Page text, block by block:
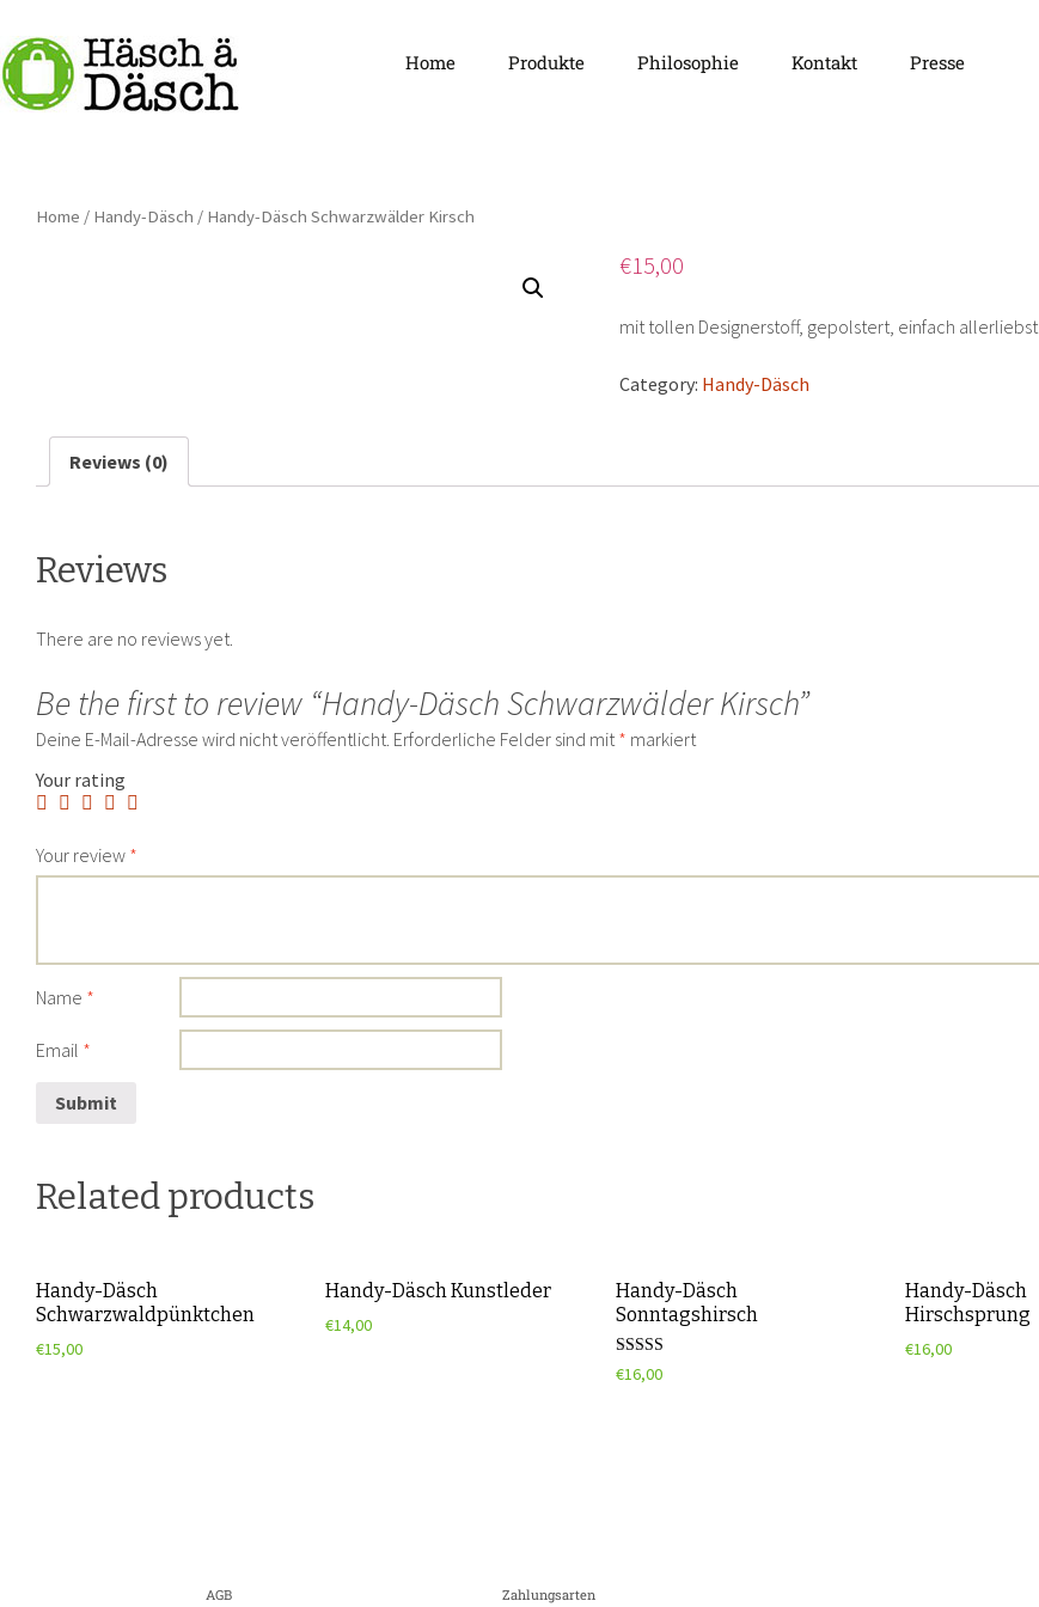
Häsch ä Däsch
Springe
zum
Home Produkte Philosophie Kontakt Presse
Home / Handy-Däsch / Handy-Däsch Schwarzwälder Kirsch
€15,00
mit tollen Designerstoff, gepolstert, einfach allerliebst
Category: Handy-Däsch
Reviews (0)
Reviews
There are no reviews yet.
Be the first to review “Handy-Däsch Schwarzwälder Kirsch”
Deine E-Mail-Adresse wird nicht veröffentlicht. Erforderliche Felder sind mit * markiert
Your rating
Your review *
Name *
Email *
Related products
Handy-Däsch
Schwarzwaldpünktchen
€15,00
Handy-Däsch Kunstleder
€14,00
Handy-Däsch
Sonntagshirsch
Rated
5.00
€16,00
Handy-Däsch
Hirschsprung
€16,00
AGB Zahlungsarten